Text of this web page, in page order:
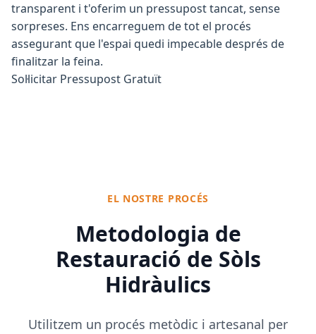
transparent i t'oferim un pressupost tancat, sense
sorpreses. Ens encarreguem de tot el procés
assegurant que l'espai quedi impecable després de
finalitzar la feina.
Sol·licitar Pressupost Gratuït
EL NOSTRE PROCÉS
Metodologia de
Restauració de Sòls
Hidràulics
Utilitzem un procés metòdic i artesanal per